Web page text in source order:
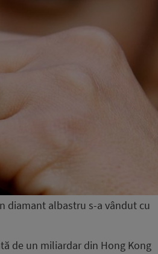
diamant albastru s-a vândut cu
de un miliardar din Hong Kong